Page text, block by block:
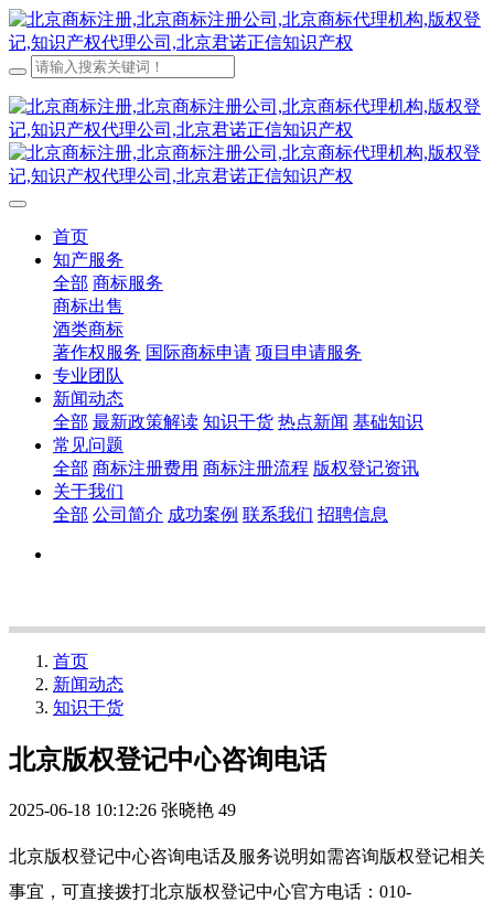
首页
知产服务
全部 商标服务
商标出售
酒类商标
著作权服务 国际商标申请 项目申请服务
专业团队
新闻动态
全部 最新政策解读 知识干货 热点新闻 基础知识
常见问题
全部 商标注册费用 商标注册流程 版权登记资讯
关于我们
全部 公司简介 成功案例 联系我们 招聘信息
首页
新闻动态
知识干货
北京版权登记中心咨询电话
2025-06-18 10:12:26 张晓艳 49
北京版权登记中心咨询电话及服务说明如需咨询版权登记相关
事宜，可直接拨打北京版权登记中心官方电话：010-